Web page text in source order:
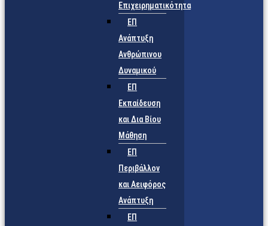
Επιχειρηματικότητα
ΕΠ
Ανάπτυξη
Ανθρώπινου
Δυναμικού
ΕΠ
Εκπαίδευση
και Δια Βίου
Μάθηση
ΕΠ
Περιβάλλον
και Αειφόρος
Ανάπτυξη
ΕΠ